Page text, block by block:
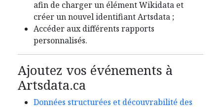
afin de charger un élément Wikidata et
créer un nouvel identifiant Artsdata ;
Accéder aux différents rapports
personnalisés.
Ajoutez vos événements à
Artsdata.ca
Données structurées et découvrabilité des